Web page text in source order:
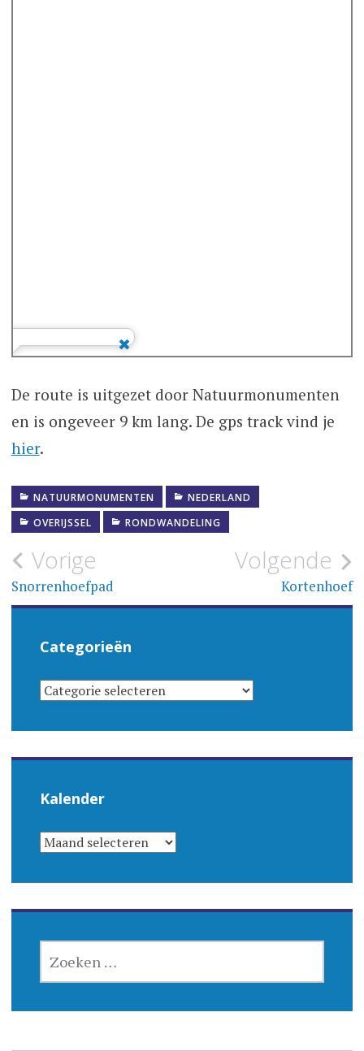
De route is uitgezet door Natuurmonumenten
en is ongeveer 9 km lang. De gps track vind je
hier.
NATUURMONUMENTEN
NEDERLAND
OVERIJSSEL
RONDWANDELING
Bericht
navigatie
Vorige
Snorrenhoefpad
Volgende
Kortenhoef
Categorieën
CATEGORIEËN
Kalender
KALENDER
NAAR: